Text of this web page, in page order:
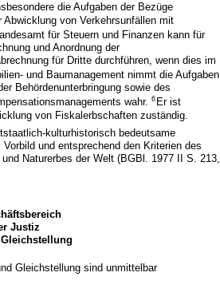
die Aufgaben der Bezüge
von Verkehrsunfällen mit
für Steuern und Finanzen kann für
und Anordnung der
für Dritte durchführen, wenn dies im
und Baumanagement nimmt die Aufgaben
Behördenunterbringung sowie des
wahr.6 Er ist
von Fiskalerbschaften zuständig.
kulturhistorisch bedeutsame
und entsprechend den Kriterien des
Naturerbes der Welt (BGBl. 1977 II S. 213,
Justiz
Gleichstellung sind unmittelbar